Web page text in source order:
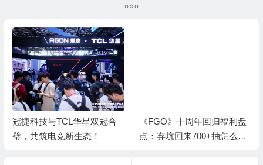
《FGO》十周年回归福利盘
点：弃坑回来700+抽怎么
乐享元游2026 ChinaJoy收
官：用一场太极演绎仙遇“慢